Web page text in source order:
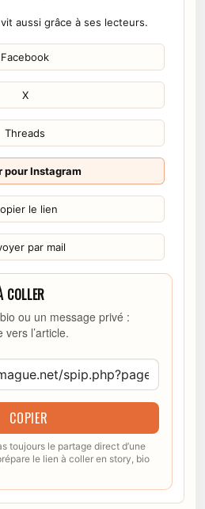
aussi grâce à ses lecteurs.
Facebook
X
Threads
pour Instagram
le lien
par mail
ou un message privé :
l’article.
COPIER
toujours le partage direct d’une
le lien à coller en story, bio